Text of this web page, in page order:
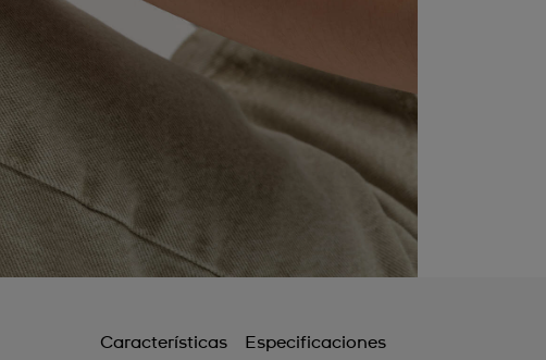
Características Especificaciones